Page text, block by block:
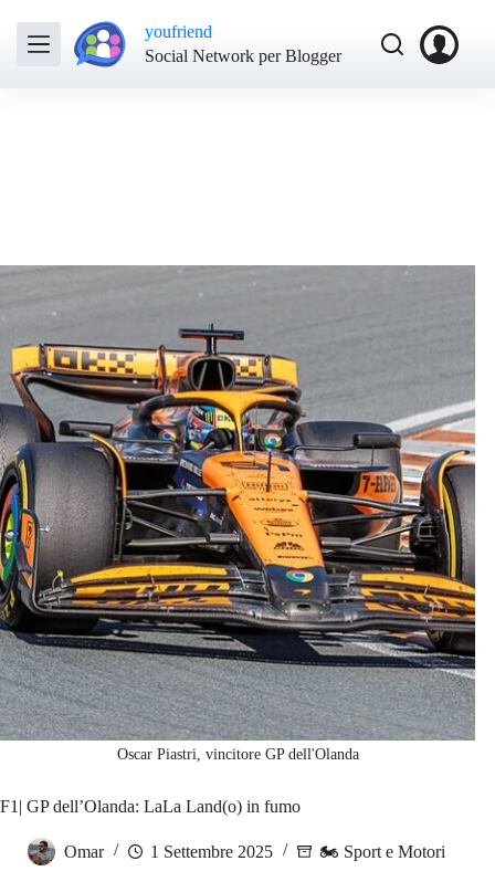
youfriend
Social Network per Blogger
Oscar Piastri, vincitore GP dell'Olanda
F1| GP dell’Olanda: LaLa Land(o) in fumo
Omar 1 Settembre 2025 🏍️ Sport e Motori